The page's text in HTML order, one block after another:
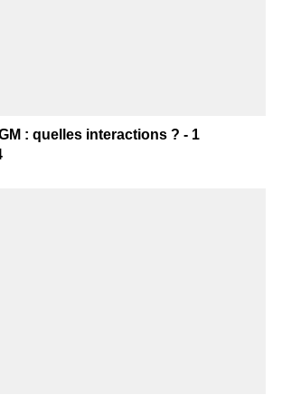
: quelles interactions ? - 1